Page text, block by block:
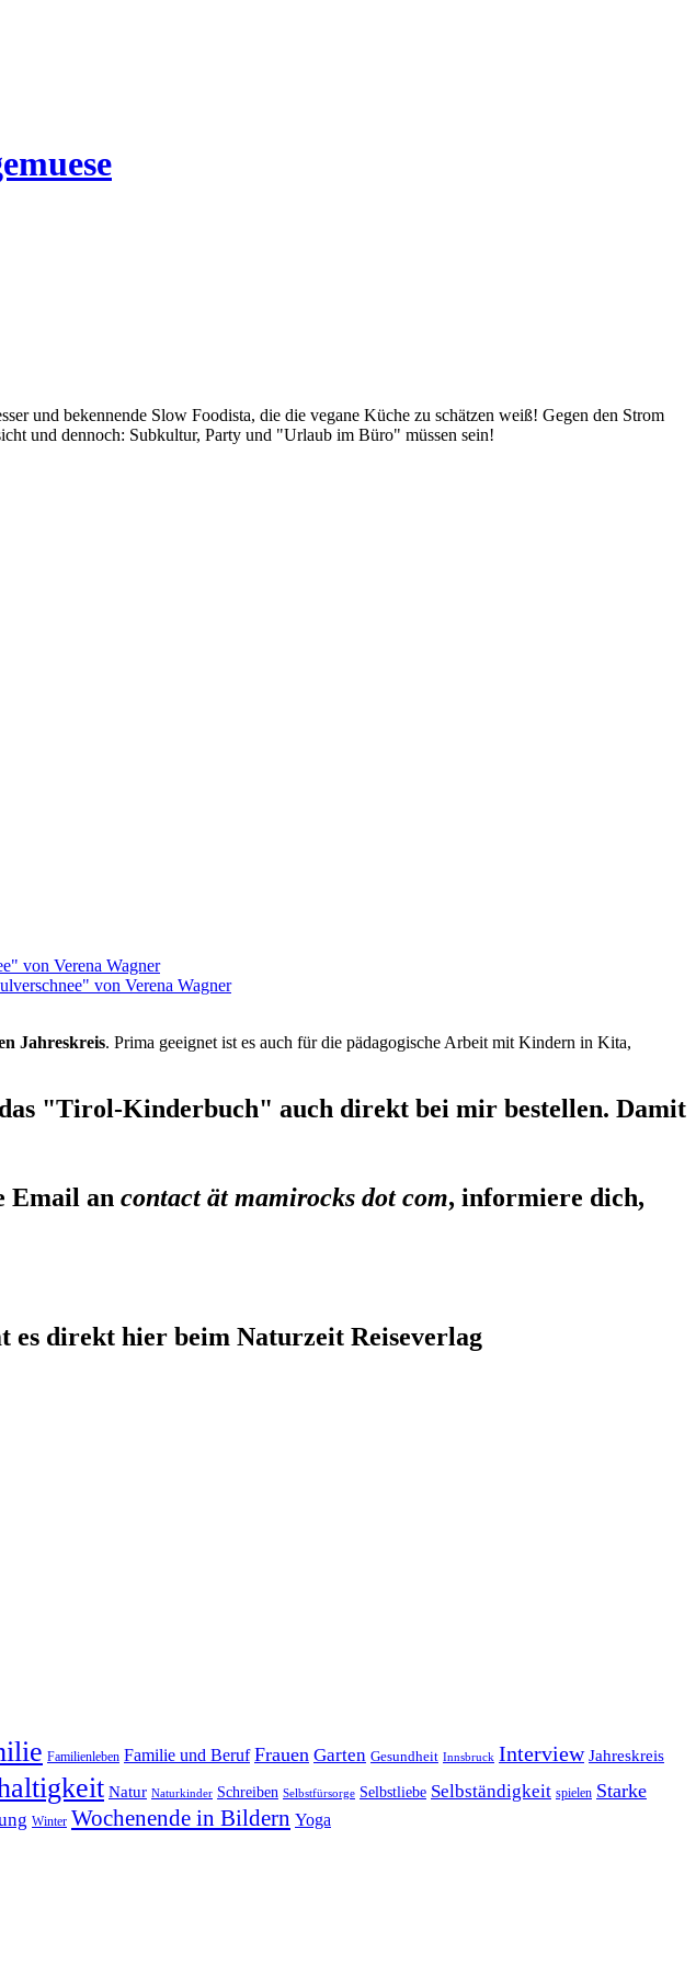
und bekennende Slow Foodista, die die vegane Küche zu schätzen weiß! Gegen den Strom
und dennoch: Subkultur, Party und "Urlaub im Büro" müssen sein!
von Verena Wagner
Jahreskreis. Prima geeignet ist es auch für die pädagogische Arbeit mit Kindern in Kita,
"Tirol-Kinderbuch" auch direkt bei mir bestellen. Damit
Email an contact ät mamirocks dot com, informiere dich,
direkt hier beim Naturzeit Reiseverlag
Familienleben Familie und Beruf Frauen Garten Gesundheit Innsbruck Interview Jahreskreis
Natur Naturkinder Schreiben Selbstfürsorge Selbstliebe Selbständigkeit spielen Starke
Winter Wochenende in Bildern Yoga